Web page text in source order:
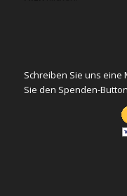
Schreiben Sie uns
Sie den Spenden-